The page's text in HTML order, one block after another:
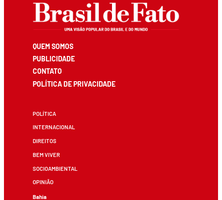
QUEM SOMOS
PUBLICIDADE
CONTATO
POLÍTICA DE PRIVACIDADE
POLÍTICA
INTERNACIONAL
DIREITOS
BEM VIVER
SOCIOAMBIENTAL
OPINIÃO
Bahia